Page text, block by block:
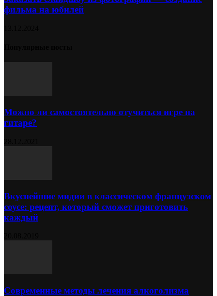
фильма на юбилей
Можно ли самостоятельно отучиться игре на
гитаре?
Вкуснейшие мидии в классическом французском
соусе: рецепт, который сможет приготовить
каждый
Современные методы лечения алкоголизма